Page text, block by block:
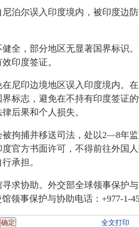
泊尔误入印度境内，被印度边
全，部分地区无显著国界标识
印度签证。
尼印边境地区误入印度境内。
标志，避免在不持有印度签证
后果和个人损失。
拘捕并移送司法，处以2—8年
官方书面许可，不得前往外国
承担。
求协助。外交部全球领事保护与
领事保护与协助电话：+977-1-
全文打印